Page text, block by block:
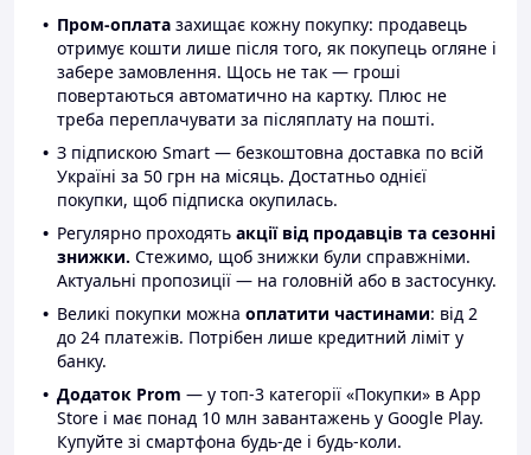
Пром-оплата захищає кожну покупку: продавець
отримує кошти лише після того, як покупець огляне і
забере замовлення. Щось не так — гроші
повертаються автоматично на картку. Плюс не
треба переплачувати за післяплату на пошті.
З підпискою Smart — безкоштовна доставка по всій
Україні за 50 грн на місяць. Достатньо однієї
покупки, щоб підписка окупилась.
Регулярно проходять акції від продавців та сезонні
знижки. Стежимо, щоб знижки були справжніми.
Актуальні пропозиції — на головній або в застосунку.
Великі покупки можна оплатити частинами: від 2
до 24 платежів. Потрібен лише кредитний ліміт у
банку.
Додаток Prom — у топ-3 категорії «Покупки» в App
Store і має понад 10 млн завантажень у Google Play.
Купуйте зі смартфона будь-де і будь-коли.